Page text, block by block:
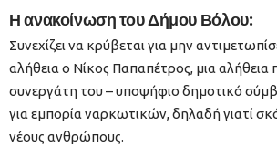
Η ανακοίνωση του Δήμου Βόλου:
Συνεχίζει να κρύβεται για μην
αλήθεια ο Νίκος Παπαπέτρος, μια αλήθεια
συνεργάτη του – υποψήφιο δημοτικό
για εμπορία ναρκωτικών, δηλαδή γιατί
νέους ανθρώπους.